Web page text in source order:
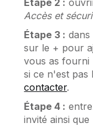
Accès et
Étape 3 : dans
sur le + pour
vous as fourni
si ce n'est pas
contacter.
Étape 4 :
invité ainsi que